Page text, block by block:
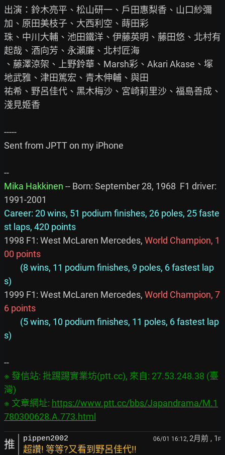
出演：鈴木亮平、松山研一、戶田惠梨香、山口紗彌
加、原田美枝子、大西利空、蒔田彩
珠、中川大輔、池田鐵洋、伊藤英明、藤田悠、北村有
起哉、酒向芳、永瀨廉、北村匠海
、藤澤涼架、上野鈴華、Marsh彩、Akari Akase、塚
地武雅、津田篤宏、青木伸輔、與田
祐希、野呂佳代、黑木梅沙、宮崎莉里沙、福島善成、
淺見姬香
-----
Sent from JPTT on my iPhone
Mika Hakkinen -- Born: September 28, 1968  F1 driver:
Career: 20 wins, 51 podium finishes, 26 poles, 25 faste
st laps, 420 points
1998 F1: West McLaren Mercedes, World Champion, 1
00 points
(8 wins, 11 podium finishes, 9 poles, 6 fastest lap
s)
1999 F1: West McLaren Mercedes, World Champion, 7
6 points
(5 wins, 10 podium finishes, 11 poles, 6 fastest lap
s)
※ 發信站: 批踢踢實業坊(ptt.cc), 來自: 27.53.248.38 (臺
灣)
※ 文章網址: https://www.ptt.cc/bbs/Japandrama/M.1
780300628.A.773.html
推 pippen2002 06/01 16:12, 2月前 , 1 F
超讚! 等等?又看到野呂佳代!!